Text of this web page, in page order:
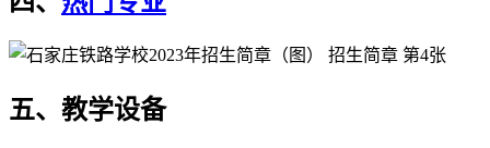
五、教学设备